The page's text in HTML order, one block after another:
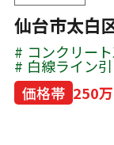
仙台市太
コンクリー
白線ライン
価格帯 250